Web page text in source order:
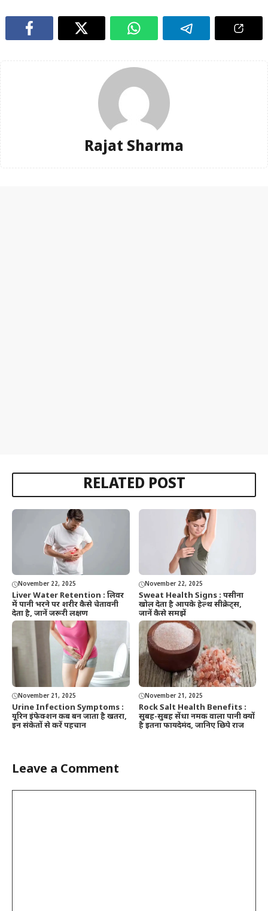
Rajat Sharma
RELATED POST
November 22, 2025
Liver Water Retention : लिवर
में पानी भरने पर शरीर कैसे चेतावनी
देता है, जानें जरूरी लक्षण
November 22, 2025
Sweat Health Signs : पसीना
खोल देता है आपके हेल्थ सीक्रेट्स,
जानें कैसे समझें
November 21, 2025
Urine Infection Symptoms :
यूरिन इंफेक्शन कब बन जाता है खतरा,
इन संकेतों से करें पहचान
November 21, 2025
Rock Salt Health Benefits :
सुबह-सुबह सेंधा नमक वाला पानी क्यों
है इतना फायदेमंद, जानिए छिपे राज
Leave a Comment